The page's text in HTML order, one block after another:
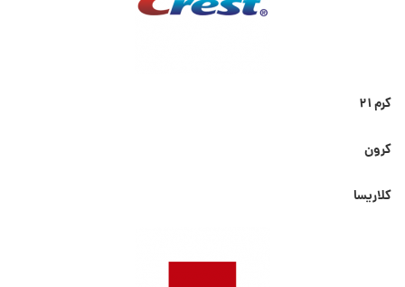
کرم ۲۱
کرون
کلاریسا